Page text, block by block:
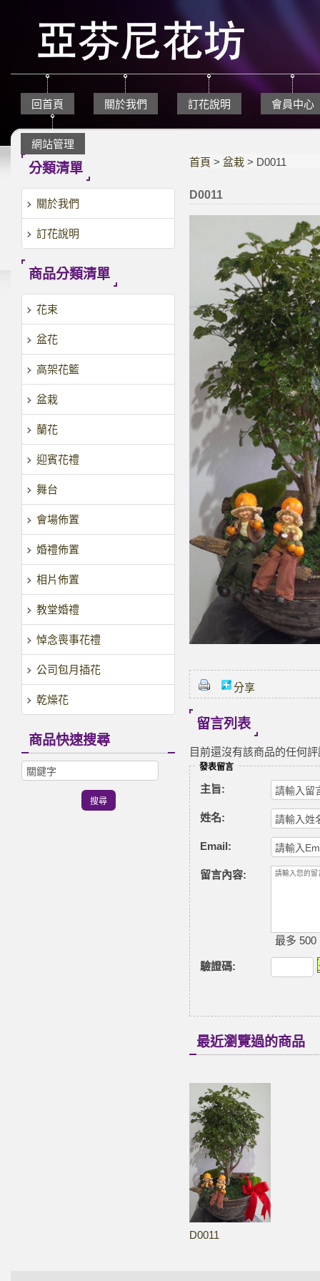
回首頁 關於我們 訂花說明 會員中心
網站管理
分類清單
關於我們
訂花說明
商品分類清單
花束
盆花
高架花籃
盆栽
蘭花
迎賓花禮
舞台
會場佈置
婚禮佈置
相片佈置
教堂婚禮
悼念喪事花禮
公司包月插花
乾燥花
商品快速搜尋
首頁 >盆栽 > D0011
D0011
分享
留言列表
目前還沒有該商品的任何
發表留言
主旨:
姓名:
Email:
留言內容:
最多 500
驗證碼:
最近瀏覽過的商品
D0011